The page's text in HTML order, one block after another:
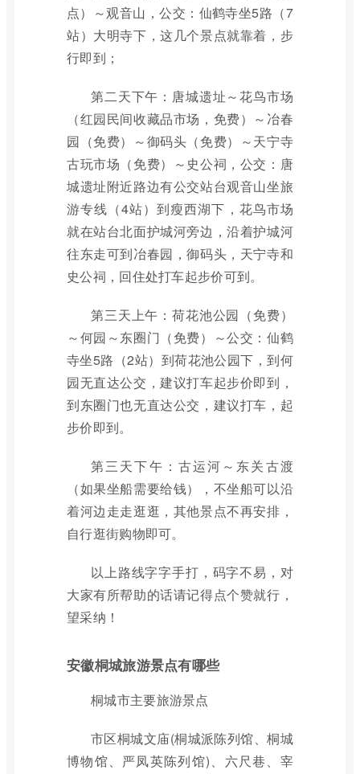
点）～观音山，公交：仙鹤寺坐5路（7
站）大明寺下，这几个景点就靠着，步
行即到；
第二天下午：唐城遗址～花鸟市场
（红园民间收藏品市场，免费）～冶春
园（免费）～御码头（免费）～天宁寺
古玩市场（免费）～史公祠，公交：唐
城遗址附近路边有公交站台观音山坐旅
游专线（4站）到瘦西湖下，花鸟市场
就在站台北面护城河旁边，沿着护城河
往东走可到冶春园，御码头，天宁寺和
史公祠，回住处打车起步价可到。
第三天上午：荷花池公园（免费）
～何园～东圈门（免费）～公交：仙鹤
寺坐5路（2站）到荷花池公园下，到何
园无直达公交，建议打车起步价即到，
到东圈门也无直达公交，建议打车，起
步价即到。
第三天下午：古运河～东关古渡
（如果坐船需要给钱），不坐船可以沿
着河边走走逛逛，其他景点不再安排，
自行逛街购物即可。
以上路线字字手打，码字不易，对
大家有所帮助的话请记得点个赞就行，
望采纳！
安徽桐城旅游景点有哪些
桐城市主要旅游景点
市区桐城文庙(桐城派陈列馆、桐城
博物馆、严凤英陈列馆)、六尺巷、宰